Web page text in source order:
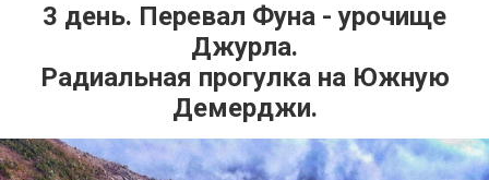
3 день. Перевал Фуна - урочище
Джурла.
Радиальная прогулка на Южную
Демерджи.